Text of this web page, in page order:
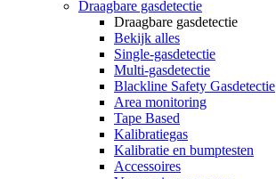
Draagbare gasdetectie
Draagbare gasdetectie
Bekijk alles
Single-gasdetectie
Multi-gasdetectie
Blackline Safety Gasdetectie
Area monitoring
Tape Based
Kalibratiegas
Kalibratie en bumptesten
Accessoires